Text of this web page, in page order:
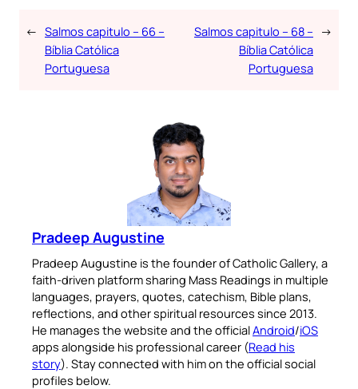
← Salmos capitulo – 66 –
Bíblia Católica
Portuguesa
Salmos capitulo – 68 –
Bíblia Católica
Portuguesa
→
Pradeep Augustine
Pradeep Augustine is the founder of Catholic Gallery, a
faith-driven platform sharing Mass Readings in multiple
languages, prayers, quotes, catechism, Bible plans,
reflections, and other spiritual resources since 2013.
He manages the website and the officialAndroid/iOS
apps alongside his professional career (Read his
story). Stay connected with him on the official social
profiles below.